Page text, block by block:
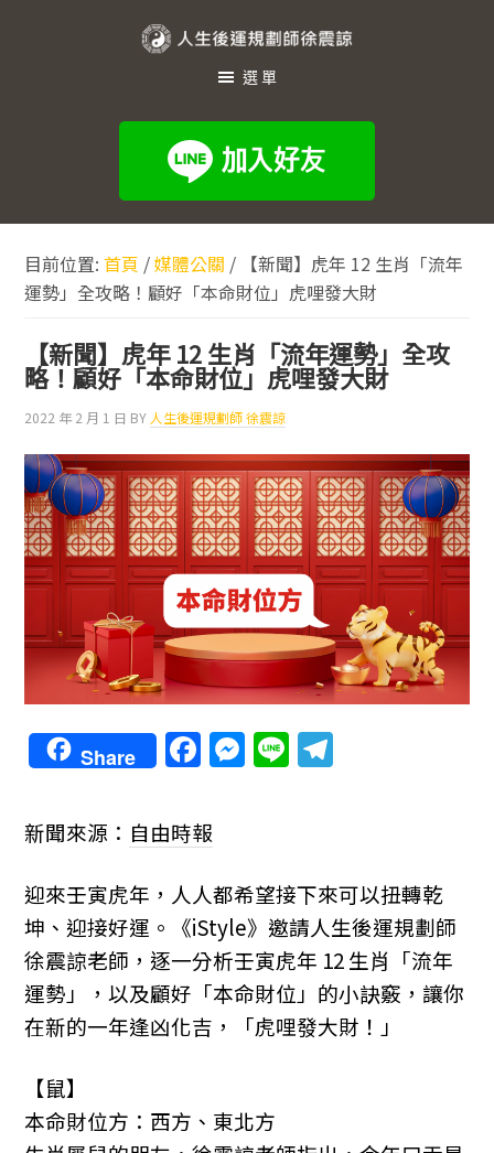
規
師
徐
震
諒
選單
目前位置:首頁 /媒體公關 / 【新聞】虎年 12 生肖「流年
運勢」全攻略！顧好「本命財位」虎哩發大財
【新聞】虎年 12 生肖「流年運勢」全攻
略！顧好「本命財位」虎哩發大財
2022 年 2 月 1 日 BY 人生後運規劃師 徐震諒
Share F
c
e
b
o
o
k
M
n
g
er
Li
a
m
新聞來源： 自由時報
迎來壬寅虎年，人人都希望接下來可以扭轉乾
坤、迎接好運。《iStyle》邀請人生後運規劃師
徐震諒老師，逐一分析壬寅虎年 12 生肖「流年
運勢」，以及顧好「本命財位」的小訣竅，讓你
在新的一年逢凶化吉，「虎哩發大財！」
【鼠】
本命財位方：西方、東北方